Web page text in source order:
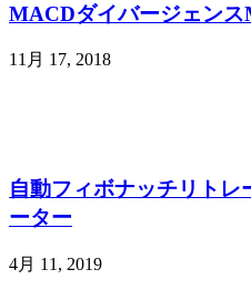
MACDダイバージェン
11月 17, 2018
自動フィボナッチリト
ーター
4月 11, 2019